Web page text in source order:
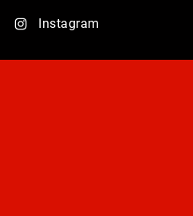
Instagram